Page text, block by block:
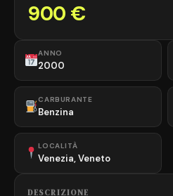
900 €
ANNO
2000
CARBURANTE
Benzina
LOCALITÀ
Venezia, Veneto
DESCRIZIONE